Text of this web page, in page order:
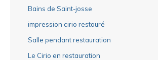
Bains de Saint-josse
impression cirio restauré
Salle pendant restauration
Le Cirio en restauration